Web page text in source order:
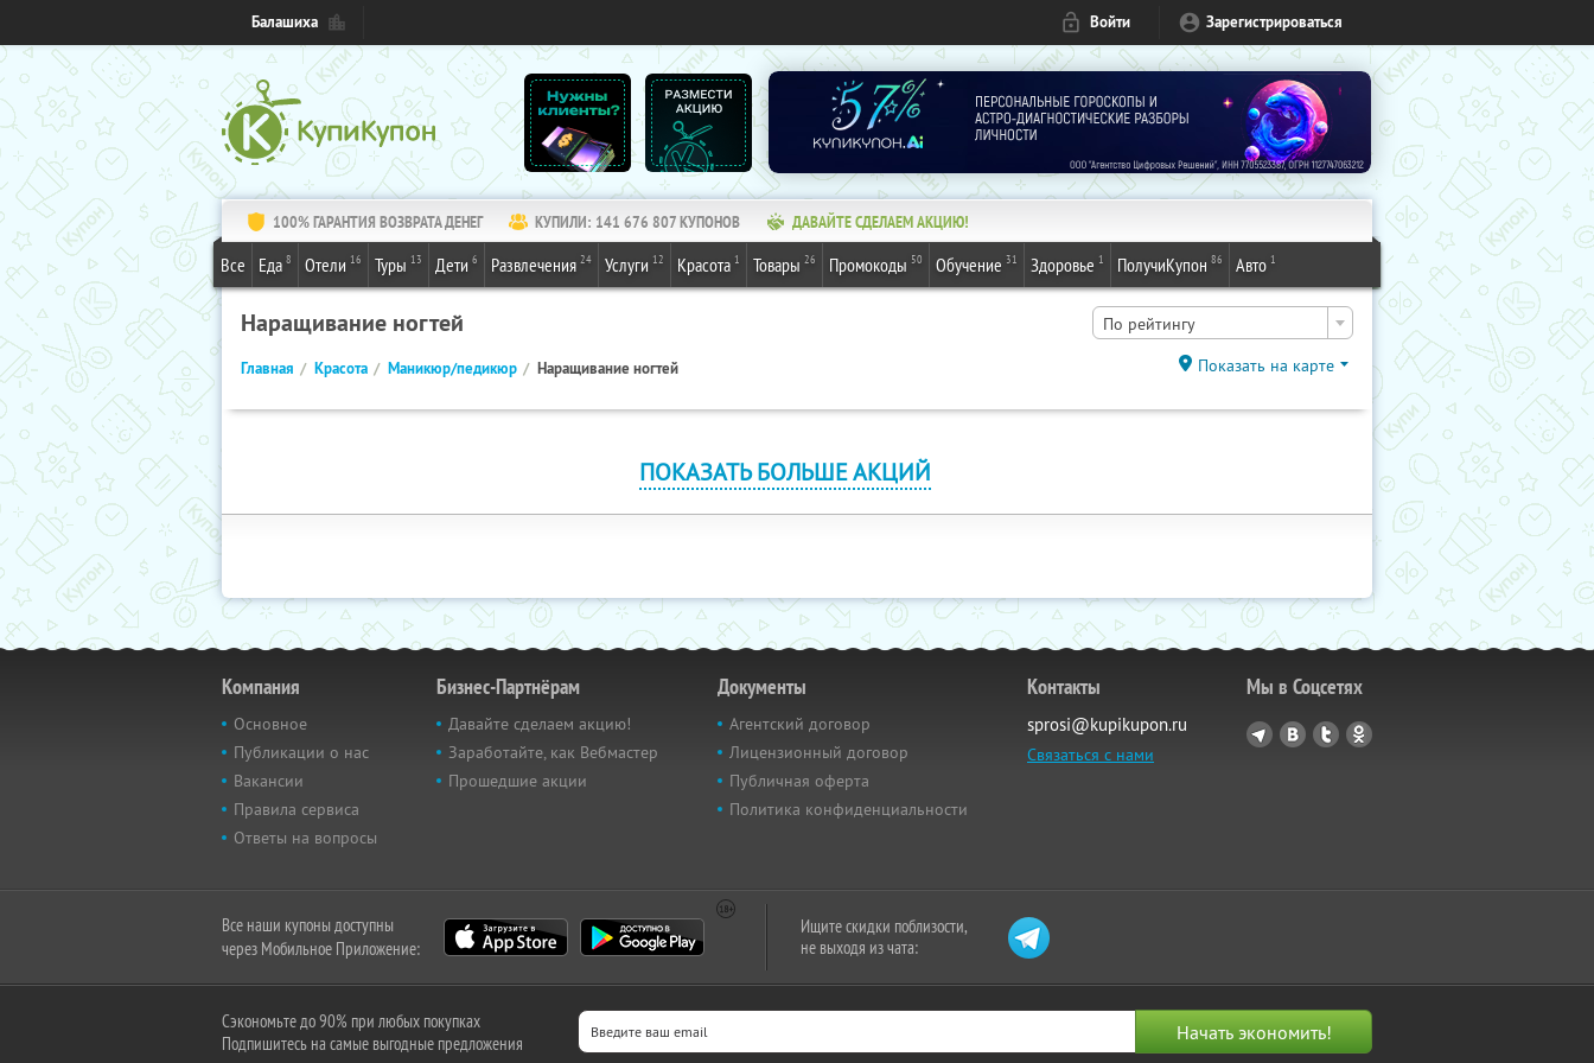
Балашиха Войти Зарегистрироваться
100% ГАРАНТИЯ ВОЗВРАТА ДЕНЕГ КУПИЛИ: 141 676 807КУПОНОВ ДАВАЙТЕ СДЕЛАЕМ АКЦИЮ!
Все Еда 8 Отели 16 Туры 13 Дети 6 Развлечения 24 Услуги 12 Красота 1 Товары 26 Промокоды 50 Обучение 31 Здоровье 1 ПолучиКупон 86 Авто 1
Наращивание ногтей По рейтингу
Главная Красота Маникюр/педикюр Наращивание ногтей Показать на карте
ПОКАЗАТЬ БОЛЬШЕ АКЦИЙ
Компания
Основное
Публикации о нас
Вакансии
Правила сервиса
Ответы на вопросы
Бизнес-Партнёрам
Давайте сделаем акцию!
Заработайте, как Вебмастер
Прошедшие акции
Документы
Агентский договор
Лицензионный договор
Публичная оферта
Политика конфиденциальности
Контакты
sprosi@kupikupon.ru
Связаться с нами
Мы в Соцсетях
Все наши купоны доступны
через Мобильное Приложение:
Ищите скидки поблизости,
не выходя из чата:
Сэкономьте до 90% при любых покупках
Подпишитесь на самые выгодные предложения